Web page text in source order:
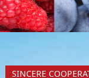
SINCERE